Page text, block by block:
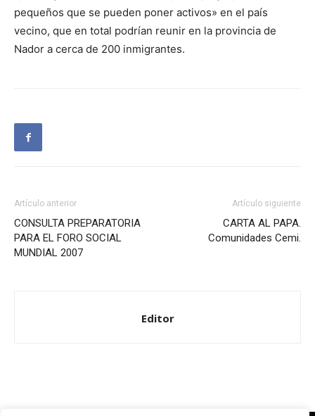
pequeños que se pueden poner activos» en el país
vecino, que en total podrían reunir en la provincia de
Nador a cerca de 200 inmigrantes.
Artículo anterior
CONSULTA PREPARATORIA
PARA EL FORO SOCIAL
MUNDIAL 2007
Artículo siguiente
CARTA AL PAPA.
Comunidades Cemi.
Editor